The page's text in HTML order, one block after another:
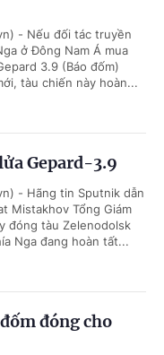
- Nếu đối tác truyền
ở Đông Nam Á mua
3.9 (Báo đốm)
tàu chiến này hoàn...
Gepard-3.9
- Hãng tin Sputnik dẫn
Mistakhov Tổng Giám
đóng tàu Zelenodolsk
Nga đang hoàn tất...
đóng cho